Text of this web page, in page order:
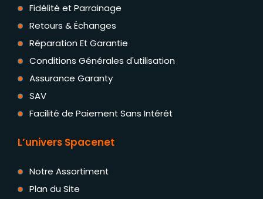
Fidélité et Parrainage
Retours & Échanges
Réparation Et Garantie
Conditions Générales d'utilisation
Assurance Garanty
SAV
Facilité de Paiement Sans Intérêt
L’univers Spacenet
Notre Assortiment
Plan du Site